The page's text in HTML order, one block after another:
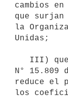
cambios
que
la
Unidas;
N° 15.809
reduce el
los